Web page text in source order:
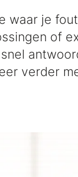
waar je
of
verder